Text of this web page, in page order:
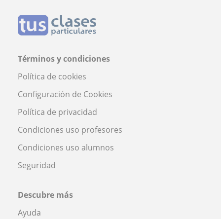
Términos y condiciones
Política de cookies
Configuración de Cookies
Política de privacidad
Condiciones uso profesores
Condiciones uso alumnos
Seguridad
Descubre más
Ayuda